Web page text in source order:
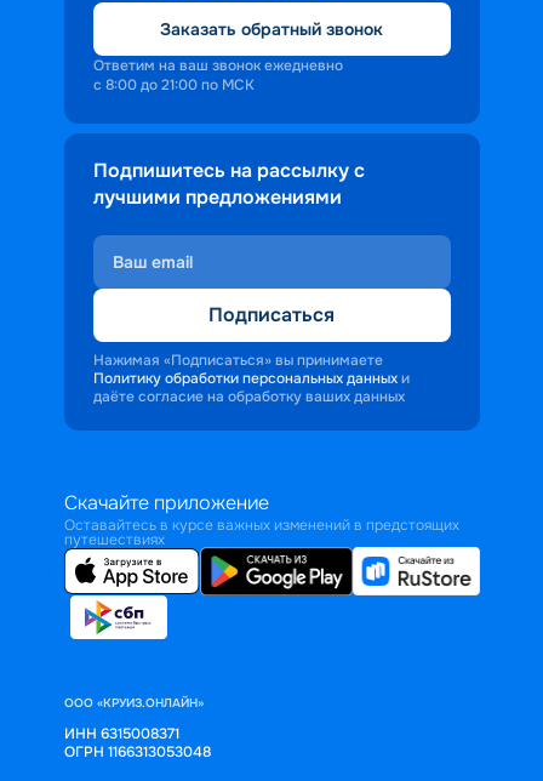
Заказать обратный звонок
Ответим на ваш звонок ежедневно
с 8:00 до 21:00 по МСК
Подпишитесь на рассылку с
лучшими предложениями
Подписаться
Нажимая «Подписаться» вы принимаете
Политику обработки персональных данных и
даёте согласие на обработку ваших данных
Скачайте приложение
Оставайтесь в курсе важных изменений в предстоящих
путешествиях
ООО «КРУИЗ.ОНЛАЙН»
ИНН 6315008371
ОГРН 1166313053048